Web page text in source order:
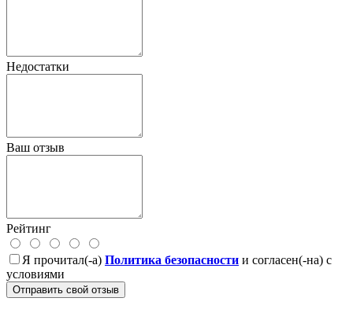
Недостатки
Ваш отзыв
Рейтинг
Я прочитал(-а) Политика безопасности и согласен(-на) с
условиями
Отправить свой отзыв